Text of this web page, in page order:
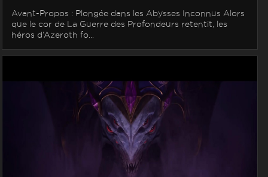
Avant-Propos : Plongée dans les Abysses Inconnus Alors
que le cor de La Guerre des Profondeurs retentit, les
héros d’Azeroth fo...